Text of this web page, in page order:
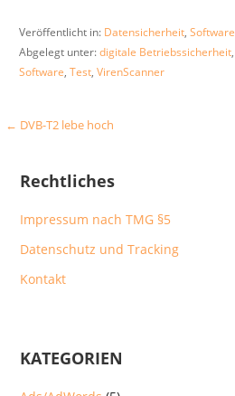
Veröffentlicht in: Datensicherheit, Software
Abgelegt unter:digitale Betriebssicherheit,
Software, Test, VirenScanner
Beitragsnavigation
← DVB-T2 lebe hoch
Rechtliches
Impressum nach TMG §5
Datenschutz und Tracking
Kontakt
KATEGORIEN